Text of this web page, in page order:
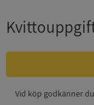
Vid köp godkänner du